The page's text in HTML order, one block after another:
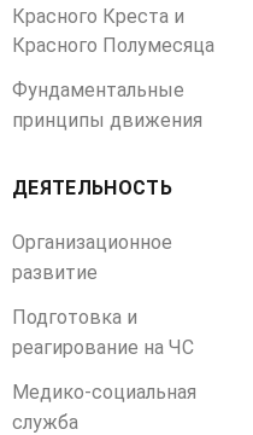
Красного Креста и
Красного Полумесяца
Фундаментальные
принципы движения
ДЕЯТЕЛЬНОСТЬ
Организационное
развитие
Подготовка и
реагирование на ЧС
Медико-социальная
служба